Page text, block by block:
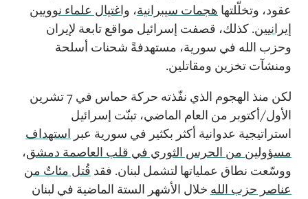
عقود، وتخلّلتها هجمات سيبرانية، واغتيال علماء نوويين
إيرانيين. كذلك، قصفت إسرائيل مواقع تابعة لإيران
وحزب الله في سورية، مستهدفةً شحنات أسلحة
ومنشآت تخزين ومقاتلين.
لكن منذ الهجوم الذي نفّذته حركة حماس في 7 تشرين
الأول/أكتوبر من العام الماضي، تبنّت إسرائيل
استراتيجية عدوانية أكثر بكثير في سورية عبر استهداف
مسؤولين من الحرس الثوري في قلب العاصمة دمشق،
ووسّعت نطاق عملياتها لتشمل لبنان. فقد قُتل مئاتٌ من
عناصر حزب الله خلال الأشهر الستة الماضية في لبنان